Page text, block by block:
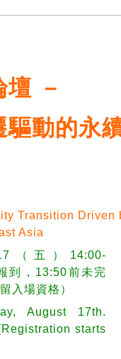
－
驅動的永
Transition Driven
Asia
（五）14:00-
到，13:50前未完
入場資格）
August 17th.
starts